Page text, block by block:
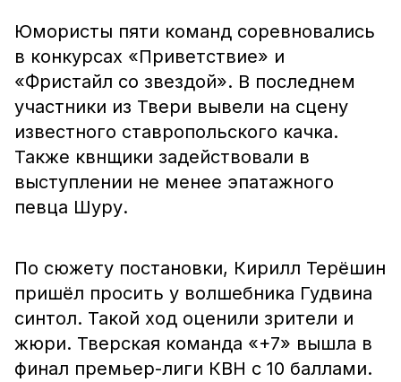
Юмористы пяти команд соревновались
в конкурсах «Приветствие» и
«Фристайл со звездой». В последнем
участники из Твери вывели на сцену
известного ставропольского качка.
Также квнщики задействовали в
выступлении не менее эпатажного
певца Шуру.
По сюжету постановки, Кирилл Терёшин
пришёл просить у волшебника Гудвина
синтол. Такой ход оценили зрители и
жюри. Тверская команда «+7» вышла в
финал премьер-лиги КВН с 10 баллами.